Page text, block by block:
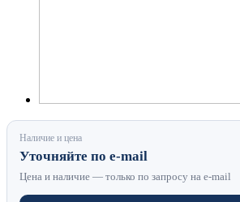
Наличие и цена
Уточняйте по e-mail
Цена и наличие — только по запросу на e-mail